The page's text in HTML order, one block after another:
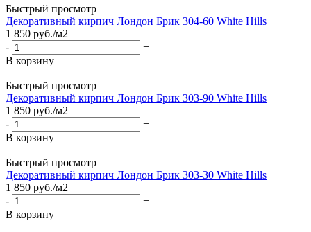
Быстрый просмотр
Декоративный кирпич Лондон Брик 304-60 White Hills
1 850 руб./м2
-
+
В корзину
Быстрый просмотр
Декоративный кирпич Лондон Брик 303-90 White Hills
1 850 руб./м2
-
+
В корзину
Быстрый просмотр
Декоративный кирпич Лондон Брик 303-30 White Hills
1 850 руб./м2
-
+
В корзину